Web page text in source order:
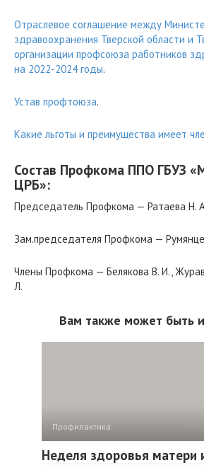
Отраслевое соглашение между
здравоохранения Тверской области и
организации профсоюза работников
на 2022-2024 годы.
Устав профтоюза.
Какие льготы и преимущества имеет
Состав Профкома ППО ГБУЗ
ЦРБ»:
Председатель Профкома — Ратаева Н.
Зам.председателя Профкома —
Члены Профкома — Белякова В. И.,
Л.
Вам также может быть
Профилактика
Неделя здоровья матери